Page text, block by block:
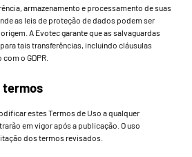
armazenamento e processamento de suas
as leis de proteção de dados podem ser
A Evotec garante que as salvaguardas
tais transferências, incluindo cláusulas
o GDPR.
termos
estes Termos de Uso a qualquer
em vigor após a publicação. O uso
dos termos revisados.